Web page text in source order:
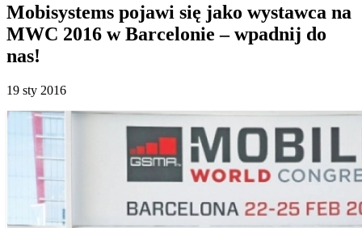
Mobisystems pojawi się jako wystawca na
MWC 2016 w Barcelonie – wpadnij do
nas!
19 sty 2016